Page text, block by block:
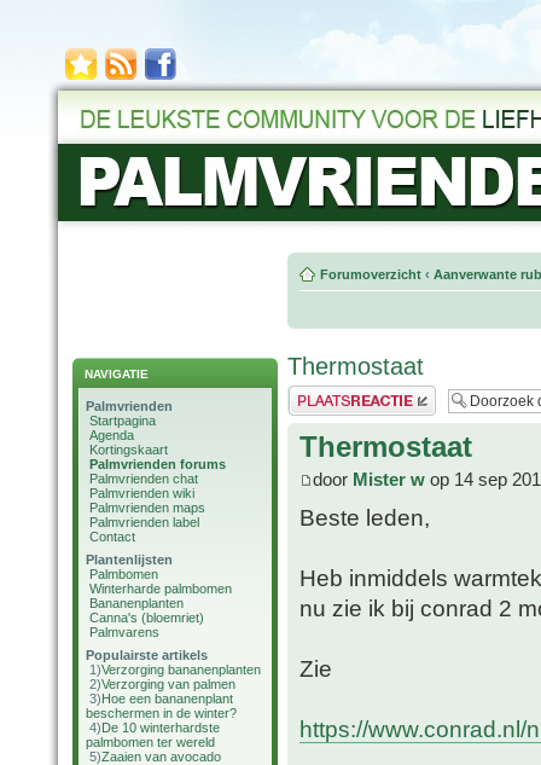
NAVIGATIE
Palmvrienden
Startpagina
Agenda
Kortingskaart
Palmvrienden forums
Palmvrienden chat
Palmvrienden wiki
Palmvrienden maps
Palmvrienden label
Contact
Plantenlijsten
Palmbomen
Winterharde palmbomen
Bananenplanten
Canna's (bloemriet)
Palmvarens
Populairste artikels
1)Verzorging bananenplanten
2)Verzorging van palmen
3)Hoe een bananenplant
beschermen in de winter?
4)De 10 winterhardste
palmbomen ter wereld
5)Zaaien van avocado
Forumoverzicht ‹ Aanverwante
Thermostaat
Plaats een reactie
Thermostaat
door Mister w op 14 sep
Beste leden,
Heb inmiddels
nu zie ik bij conrad 2
Zie
https://www.conrad.nl/